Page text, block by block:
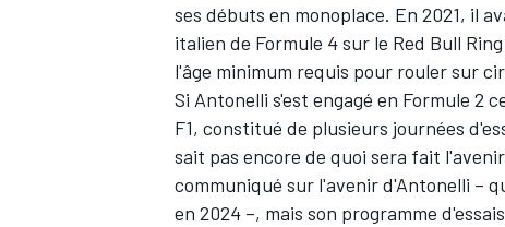
ses débuts en monoplace. En 2021, il
italien de Formule 4 sur le Red Bull
l'âge minimum requis pour rouler sur
Si Antonelli s'est engagé en Formule 2
F1, constitué de plusieurs journées
sait pas encore de quoi sera fait
communiqué sur l'avenir d'Antonelli –
en 2024 –, mais son programme